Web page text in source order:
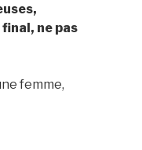
ne pas
femme,